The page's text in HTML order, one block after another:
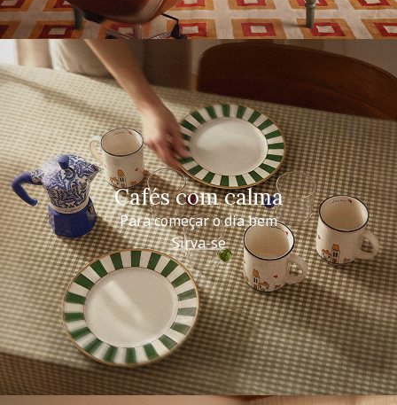
Cafés com calma
Para começar o dia bem
Sirva-se